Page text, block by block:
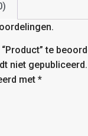
te
niet gepubliceerd.
met *